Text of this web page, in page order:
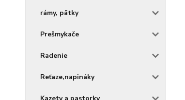
rámy, pätky
Prešmykače
Radenie
Reťaze,napináky